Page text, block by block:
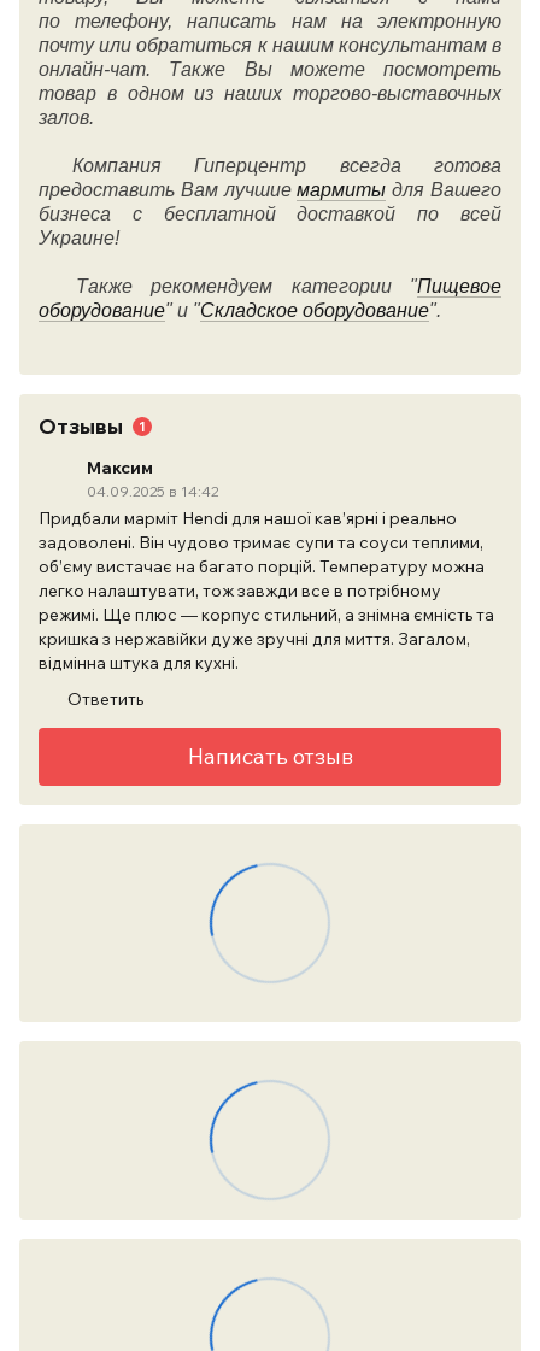
потелефону, написать нам на электронную
почту или обратиться к нашим консультантам в
онлайн-чат. Также Вы можете посмотреть
товар в одном из наших торгово-выставочных
залов.
Компания Гиперцентр всегда готова
предоставить Вам лучшиемармиты для Вашего
бизнеса с бесплатной доставкой по всей
Украине!
Также рекомендуем категории "Пищевое
оборудование" и "Складское оборудование".
Отзывы 1
Максим
04.09.2025 в 14:42
Придбали марміт Hendi для нашої кав’ярні і реально
задоволені. Він чудово тримає супи та соуси теплими,
об’єму вистачає на багато порцій. Температуру можна
легко налаштувати, тож завжди все в потрібному
режимі. Ще плюс — корпус стильний, а знімна ємність та
кришка з нержавійки дуже зручні для миття. Загалом,
відмінна штука для кухні.
Ответить
Написать отзыв